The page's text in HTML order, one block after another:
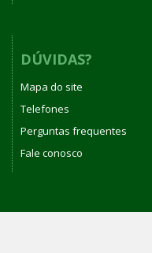
DÚVIDAS?
Mapa do site
Telefones
Perguntas frequentes
Fale conosco